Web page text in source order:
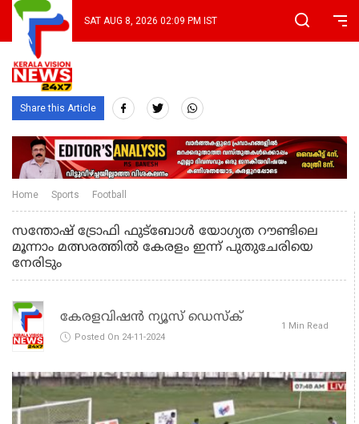
SAT AUG 8, 2026 02:09 PM IST
Share this Article
Home Sports Football
സന്തോഷ്‌ ട്രോഫി ഫുട്‌ബോൾ യോഗ്യത റൗണ്ടിലെ
മൂന്നാം മത്സരത്തിൽ കേരളം ഇന്ന് പുതുചേരിയെ
നേരിടും
കേരളവിഷൻ ന്യൂസ് ഡെസ്‌ക്
Posted On 24-11-2024
1 Min Read